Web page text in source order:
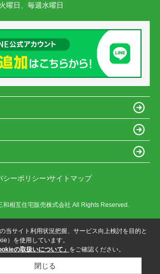
曜日、毎週水曜日
シーポリシー サイトマップ
和相互住宅販売株式会社 All Rights Reserved.
当サイト利用状況把握、サービス向上検討を目的と
）を使用しています。
の取扱いについて」 をご確認ください。
閉じる